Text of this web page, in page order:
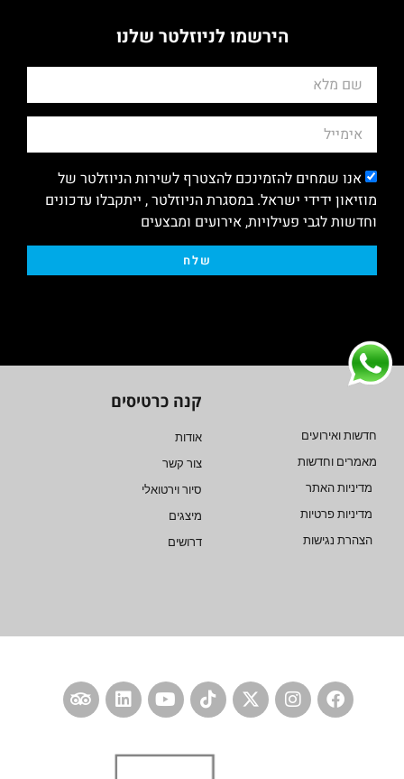
הירשמו לניוזלטר שלנו
אנו שמחים להזמינכם להצטרף לשירות הניוזלטר של
מוזיאון ידידי ישראל. במסגרת הניוזלטר , ייתקבלו עדכונים
וחדשות לגבי פעילויות, אירועים ומבצעים
שלח
חדשות ואירועים
מאמרים וחדשות
מדיניות האתר
מדיניות פרטיות
הצהרת נגישות
קנה כרטיסים
אודות
צור קשר
סיור וירטואלי
מיצגים
דרושים